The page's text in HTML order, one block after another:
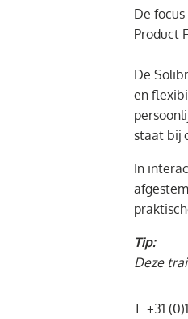
De
Product
De
en
staat bij
In
Tip:
Deze
T. +31